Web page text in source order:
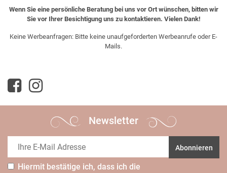
Wenn Sie eine persönliche Beratung bei uns vor Ort wünschen, bitten wir
Sie vor Ihrer Besichtigung uns zu kontaktieren. Vielen Dank!
Keine Werbeanfragen: Bitte keine unaufgeforderten Werbeanrufe oder E-
Mails.
Newsletter
Abonnieren
Hiermit bestätige ich, dass ich die